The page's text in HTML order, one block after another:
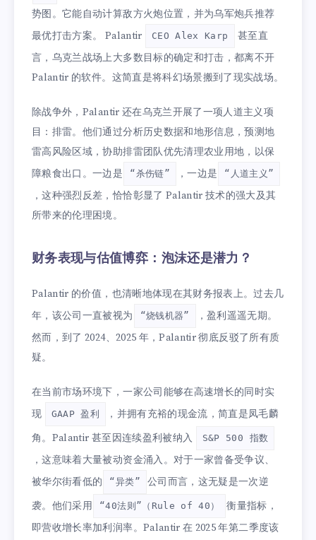
势图。它能自动计算敌方火炮位置，并为乌军炮兵推荐
最优打击方案。 Palantir
CEO Alex Karp
甚至直
言，乌克兰战场上大多数目标的确定和打击，都离不开
Palantir 的软件。这简直是将科幻场景搬到了现实战场。
除战争外，Palantir 还在乌克兰开展了一项人道主义项
目：排雷。他们通过分析历史数据和地形信息，预测地
雷高风险区域，协助排雷团队优先清理农业用地，以保
障粮食出口。一边是
“杀伤链” ，一边是 “人道主义”
，这种强烈反差，恰恰彰显了 Palantir 技术的强大及其
所带来的伦理困境。
财务表现与估值博弈：泡沫还是潜力？
Palantir 的价值，也清晰地体现在其财务报表上。过去几
年，该公司一直被视为
“烧钱机器”
，盈利遥遥无期。
然而，到了 2024、2025 年，Palantir 彻底反驳了所有质
疑。
在当前市场环境下，一家公司能够在高速增长的同时实
现
GAAP 盈利
，并拥有充裕的现金流，简直是凤毛麟
角。Palantir 甚至因连续盈利被纳入
S&P 500 指数
，这意味着大量被动资金涌入。对于一家曾备受争议、
被华尔街看低的
“异类”
公司而言，这无疑是一次逆
袭。他们采用
“40法则”（Rule of 40）
衡量指标，
即营收增长率加利润率。Palantir 在 2025 年第二季度该